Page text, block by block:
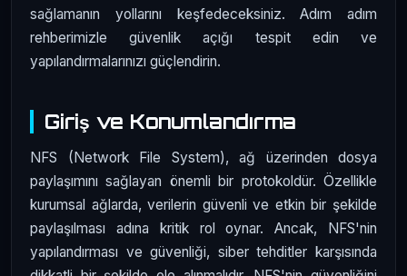
sağlamanın yollarını keşfedeceksiniz. Adım adım
rehberimizle güvenlik açığı tespit edin ve
yapılandırmalarınızı güçlendirin.
Giriş ve Konumlandırma
NFS (Network File System), ağ üzerinden dosya
paylaşımını sağlayan önemli bir protokoldür. Özellikle
kurumsal ağlarda, verilerin güvenli ve etkin bir şekilde
paylaşılması adına kritik rol oynar. Ancak, NFS'nin
yapılandırması ve güvenliği, siber tehditler karşısında